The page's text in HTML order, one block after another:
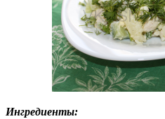
Ингредиенты: